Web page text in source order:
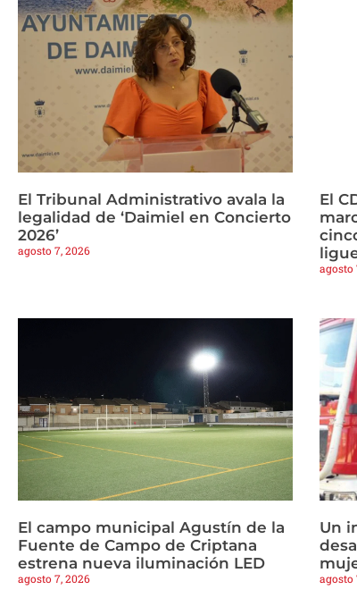
El Tribunal Administrativo avala la
legalidad de ‘Daimiel en Concierto
2026’
agosto 7, 2026
El
agosto
El campo municipal Agustín de la
Fuente de Campo de Criptana
estrena nueva iluminación LED
agosto 7, 2026
Un
agosto